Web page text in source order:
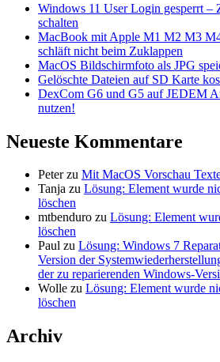
Windows 11 User Login gesperrt –
schalten
MacBook mit Apple M1 M2 M3
schläft nicht beim Zuklappen
MacOS Bildschirmfoto als JPG
Gelöschte Dateien auf SD Karte
DexCom G6 und G5 auf JEDEM
nutzen!
Neueste Kommentare
Peterzu Mit MacOS Vorschau
Tanja zu Lösung: Element wurde
löschen
mtbenduro zu Lösung: Element
löschen
Paul zu Lösung: Windows 7
Version der
der zu reparierenden Windows-
Wolle zu Lösung: Element wurde
löschen
Archiv